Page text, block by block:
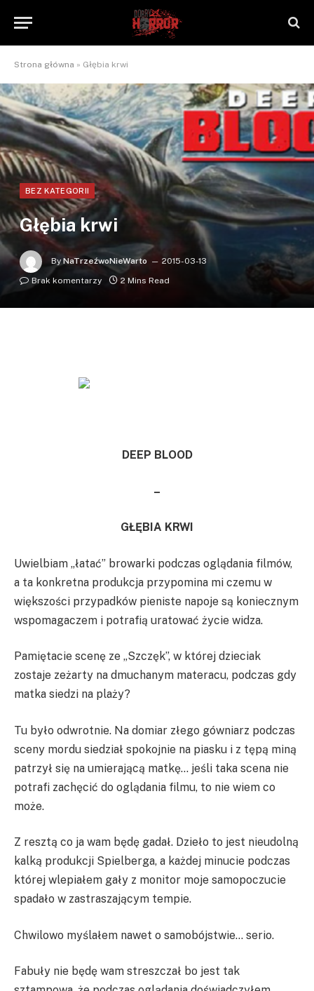
Strona główna » Głębia krwi
BEZ KATEGORII
Głębia krwi
By NaTrzeźwoNieWarto
2015-03-13
Brak komentarzy
2 Mins Read
DEEP BLOOD
–
GŁĘBIA KRWI
Uwielbiam „łatać” browarki podczas oglądania filmów,
a ta konkretna produkcja przypomina mi czemu w
większości przypadków pieniste napoje są koniecznym
wspomagaczem i potrafią uratować życie widza.
Pamiętacie scenę ze „Szczęk”, w której dzieciak
zostaje zeżarty na dmuchanym materacu, podczas gdy
matka siedzi na plaży?
Tu było odwrotnie. Na domiar złego gówniarz podczas
sceny mordu siedział spokojnie na piasku i z tępą miną
patrzył się na umierającą matkę… jeśli taka scena nie
potrafi zachęcić do oglądania filmu, to nie wiem co
może.
Z resztą co ja wam będę gadał. Dzieło to jest nieudolną
kalką produkcji Spielberga, a każdej minucie podczas
której wlepiałem gały z monitor moje samopoczucie
spadało w zastraszającym tempie.
Chwilowo myślałem nawet o samobójstwie… serio.
Fabuły nie będę wam streszczał bo jest tak